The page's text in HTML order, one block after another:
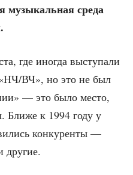
музы­каль­ная сре­да
где ино­гда высту­па­ли
ВЧ», но это не был
— это было место,
Бли­же к 1994 году у
кон­ку­рен­ты —
другие.